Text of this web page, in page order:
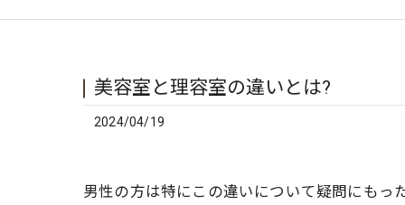
美容室と理容室の違いとは?
2024/04/19
男性の方は特にこの違いについて疑問にもっ